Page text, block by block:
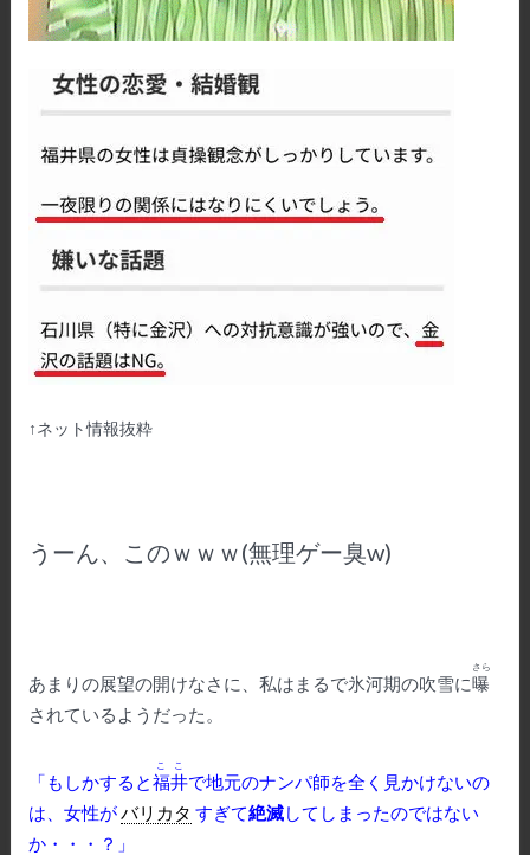
↑ネット情報抜粋
うーん、このｗｗｗ(無理ゲー臭w)
あまりの展望の開けなさに、私はまるで氷河期の吹雪に曝
さら
されているようだった。
「もしかすると福井
ここ
で地元のナンパ師を全く見かけないの
は、女性がバリカタ すぎて絶滅してしまったのではない
か・・・？」